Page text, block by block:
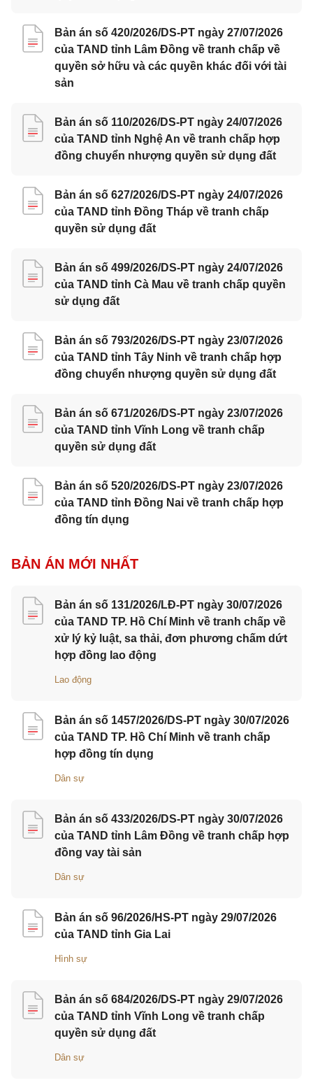
Bản án số 420/2026/DS-PT ngày 27/07/2026
của TAND tỉnh Lâm Đồng về tranh chấp về
quyền sở hữu và các quyền khác đối với tài
sản
Bản án số 110/2026/DS-PT ngày 24/07/2026
của TAND tỉnh Nghệ An về tranh chấp hợp
đồng chuyển nhượng quyền sử dụng đất
Bản án số 627/2026/DS-PT ngày 24/07/2026
của TAND tỉnh Đồng Tháp về tranh chấp
quyền sử dụng đất
Bản án số 499/2026/DS-PT ngày 24/07/2026
của TAND tỉnh Cà Mau về tranh chấp quyền
sử dụng đất
Bản án số 793/2026/DS-PT ngày 23/07/2026
của TAND tỉnh Tây Ninh về tranh chấp hợp
đồng chuyển nhượng quyền sử dụng đất
Bản án số 671/2026/DS-PT ngày 23/07/2026
của TAND tỉnh Vĩnh Long về tranh chấp
quyền sử dụng đất
Bản án số 520/2026/DS-PT ngày 23/07/2026
của TAND tỉnh Đồng Nai về tranh chấp hợp
đồng tín dụng
BẢN ÁN MỚI NHẤT
Bản án số 131/2026/LĐ-PT ngày 30/07/2026
của TAND TP. Hồ Chí Minh về tranh chấp về
xử lý kỷ luật, sa thải, đơn phương chấm dứt
hợp đồng lao động
Lao động
Bản án số 1457/2026/DS-PT ngày 30/07/2026
của TAND TP. Hồ Chí Minh về tranh chấp
hợp đồng tín dụng
Dân sự
Bản án số 433/2026/DS-PT ngày 30/07/2026
của TAND tỉnh Lâm Đồng về tranh chấp hợp
đồng vay tài sản
Dân sự
Bản án số 96/2026/HS-PT ngày 29/07/2026
của TAND tỉnh Gia Lai
Hình sự
Bản án số 684/2026/DS-PT ngày 29/07/2026
của TAND tỉnh Vĩnh Long về tranh chấp
quyền sử dụng đất
Dân sự